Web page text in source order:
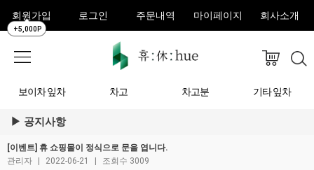
회원가입
+5,000P
로그인 주문내역 마이페이지 회사소개
보이차 잎차 차고 차고분 기타 잎차
공지사항
[이벤트] 휴 쇼핑몰이 정식으로 문을 엽니다.
관리자
2022-06-21 조회수 3009